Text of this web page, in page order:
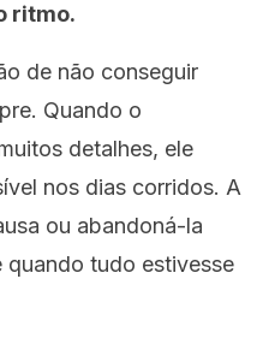
ritmo.
de não conseguir
Quando o
detalhes, ele
nos dias corridos. A
ou abandoná-la
quando tudo estivesse